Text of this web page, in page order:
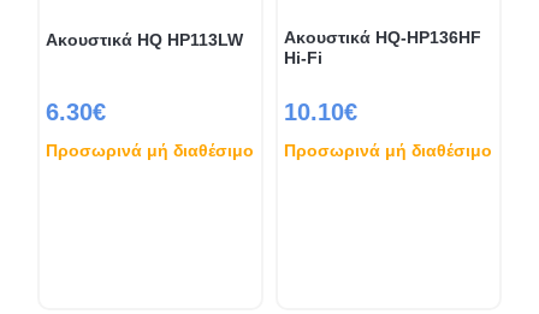
Ακουστικά HQ HP113LW
6.30€
Προσωρινά μή διαθέσιμο
Ακουστικά HQ-HP136HF
Hi-Fi
10.10€
Προσωρινά μή διαθέσιμο